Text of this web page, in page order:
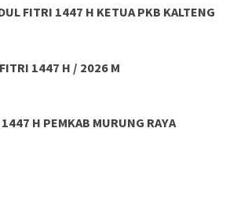
FITRI 1447 H KETUA PKB KALTENG
1447 H / 2026 M
H PEMKAB MURUNG RAYA